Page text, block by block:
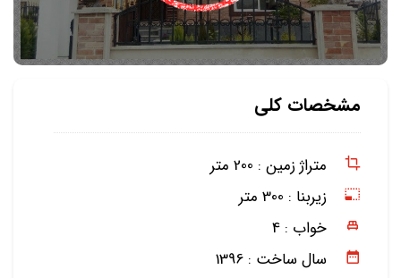
مشخصات کلی
متراژ زمین : 200 متر
زیربنا : 300 متر
خواب : 4
سال ساخت : 1396